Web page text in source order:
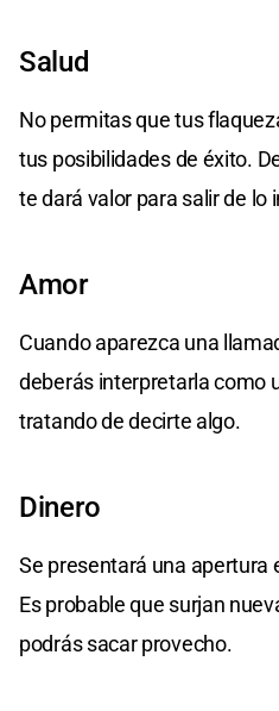
Salud
No permitas que tus
tus posibilidades de éxito.
te dará valor para salir de lo
Amor
Cuando aparezca una
deberás interpretarla como
tratando de decirte algo.
Dinero
Se presentará una apertura
Es probable que surjan
podrás sacar provecho.